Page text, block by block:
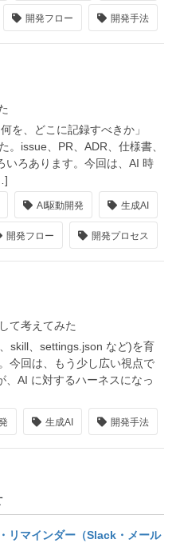
開発フロー 開発手法
を、どこに記録すべきか」
。issue、PR、ADR、仕様書、
ろあります。今回は、AI 時
AI駆動開発 生成AI
開発フロー 開発プロセス
て考えてみた
skill、settings.json など)を育
今回は、もう少し広い視点で
AI に対するハーネスになっ
生成AI 開発手法
リマインダー（Slack・メール